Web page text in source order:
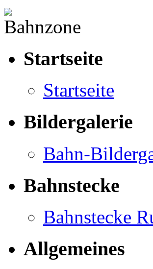
Startseite
Startseite
Bildergalerie
Bahn-
Bahnstecke
Bahnstecke
Allgemeines